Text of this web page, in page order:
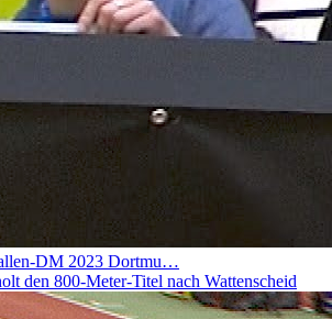
DM 2023 Dortmu…
den 800-Meter-Titel nach Wattenscheid